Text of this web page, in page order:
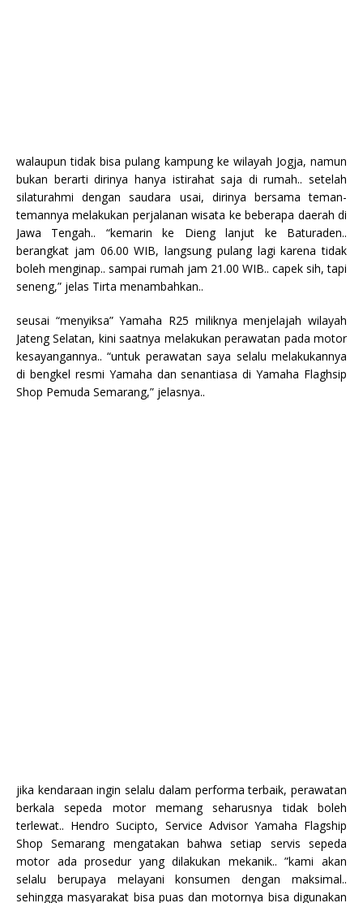
walaupun tidak bisa pulang kampung ke wilayah Jogja, namun
bukan berarti dirinya hanya istirahat saja di rumah.. setelah
silaturahmi dengan saudara usai, dirinya bersama teman-
temannya melakukan perjalanan wisata ke beberapa daerah di
Jawa Tengah.. “kemarin ke Dieng lanjut ke Baturaden..
berangkat jam 06.00 WIB, langsung pulang lagi karena tidak
boleh menginap.. sampai rumah jam 21.00 WIB.. capek sih, tapi
seneng,” jelas Tirta menambahkan..
seusai “menyiksa” Yamaha R25 miliknya menjelajah wilayah
Jateng Selatan, kini saatnya melakukan perawatan pada motor
kesayangannya.. “untuk perawatan saya selalu melakukannya
di bengkel resmi Yamaha dan senantiasa di Yamaha Flaghsip
Shop Pemuda Semarang,” jelasnya..
jika kendaraan ingin selalu dalam performa terbaik, perawatan
berkala sepeda motor memang seharusnya tidak boleh
terlewat.. Hendro Sucipto, Service Advisor Yamaha Flagship
Shop Semarang mengatakan bahwa setiap servis sepeda
motor ada prosedur yang dilakukan mekanik.. ”kami akan
selalu berupaya melayani konsumen dengan maksimal..
sehingga masyarakat bisa puas dan motornya bisa digunakan